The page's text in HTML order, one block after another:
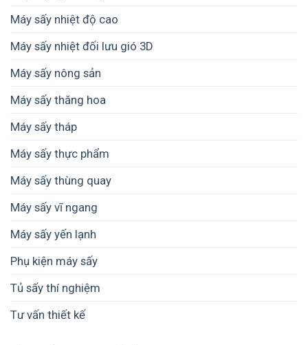
Máy sấy nhiệt độ cao
Máy sấy nhiệt đối lưu gió 3D
Máy sấy nông sản
Máy sấy thăng hoa
Máy sấy tháp
Máy sấy thực phẩm
Máy sấy thùng quay
Máy sấy vĩ ngang
Máy sấy yến lạnh
Phụ kiện máy sấy
Tủ sấy thí nghiệm
Tư vấn thiết kế